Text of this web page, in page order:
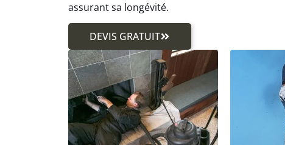
assurant sa longévité.
DEVIS GRATUIT